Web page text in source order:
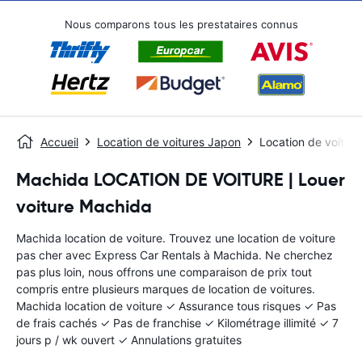
Nous comparons tous les prestataires connus
Accueil Location de voitures Japon Location de
Machida LOCATION DE VOITURE | Louer
voiture Machida
Machida location de voiture. Trouvez une location de voiture
pas cher avec Express Car Rentals à Machida. Ne cherchez
pas plus loin, nous offrons une comparaison de prix tout
compris entre plusieurs marques de location de voitures.
Machida location de voiture ✓ Assurance tous risques ✓ Pas
de frais cachés ✓ Pas de franchise ✓ Kilométrage illimité ✓ 7
jours p / wk ouvert ✓ Annulations gratuites